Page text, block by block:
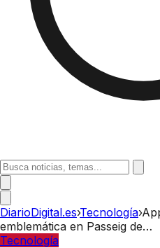
DiarioDigital.es›Tecnología›
emblemática en Passeig de…
Tecnología